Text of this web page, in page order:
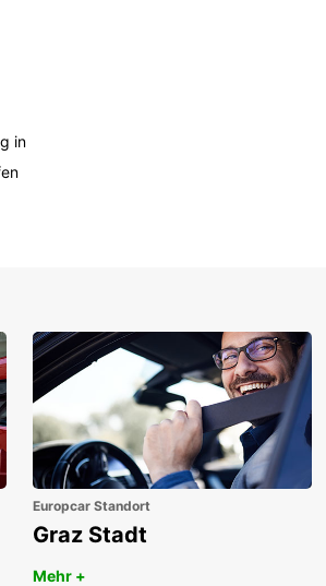
in
Europcar Standort
Graz Stadt
Mehr +